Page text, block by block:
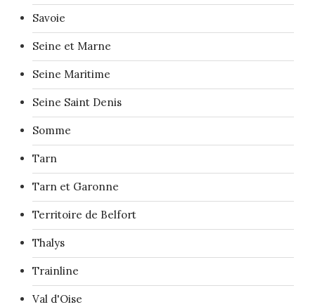
Savoie
Seine et Marne
Seine Maritime
Seine Saint Denis
Somme
Tarn
Tarn et Garonne
Territoire de Belfort
Thalys
Trainline
Val d'Oise